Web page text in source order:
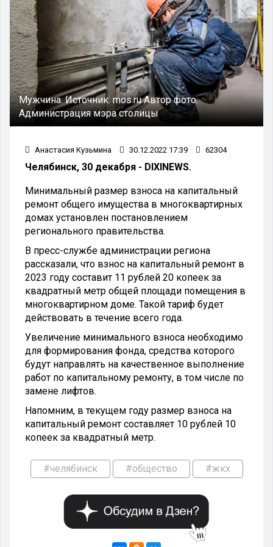
Мужчина.Источник:mos.ruАвтор фото:
Администрация мэра столицы
Анастасия Кузьмина 30.12.2022 17:39 62304
Челябинск, 30 декабря - DIXINEWS.
Минимальный размер взноса на капитальный
ремонт общего имущества в многоквартирных
домах установлен постановлением
регионального правительства.
В пресс-службе администрации региона
рассказали, что взнос на капитальный ремонт в
2023 году составит 11 рублей 20 копеек за
квадратный метр общей площади помещения в
многоквартирном доме. Такой тариф будет
действовать в течение всего года.
Увеличение минимального взноса необходимо
для формирования фонда, средства которого
будут направлять на качественное выполнение
работ по капитальному ремонту, в том числе по
замене лифтов.
Напомним, в текущем году размер взноса на
капитальный ремонт составляет 10 рублей 10
копеек за квадратный метр.
#челябинск #общество #жкх